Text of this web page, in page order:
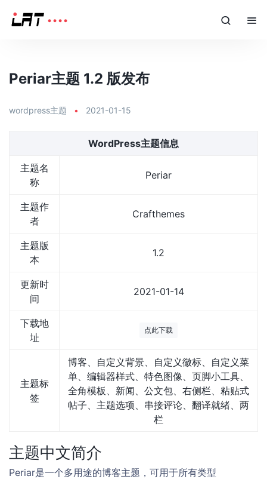
Periar主题 1.2 版发布
wordpress主题 • 2021-01-15
WordPress主题信息
主题名
称
Periar
主题作
者
Crafthemes
主题版
本
1.2
更新时
间
2021-01-14
下载地
址
点此下载
主题标
签
博客、自定义背景、自定义徽标、自定义菜
单、编辑器样式、特色图像、页脚小工具、
全角模板、新闻、公文包、右侧栏、粘贴式
帖子、主题选项、串接评论、翻译就绪、两
栏
主题中文简介
Periar是一个多用途的博客主题，可用于所有类型